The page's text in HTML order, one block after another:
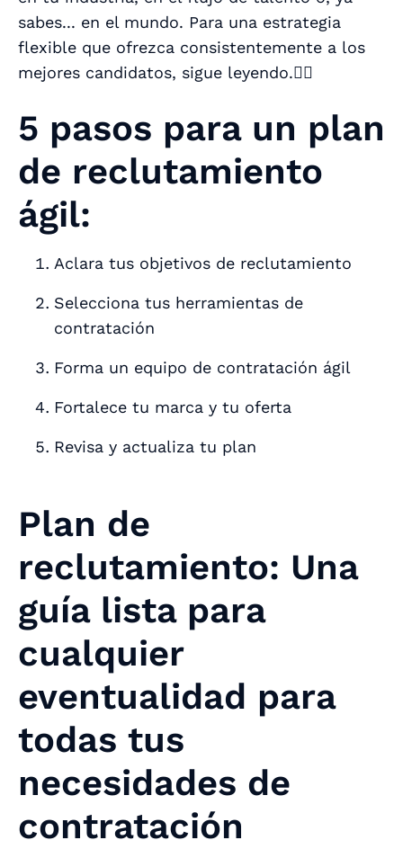
sabes... en el mundo. Para una estrategia
flexible que ofrezca consistentemente a los
mejores candidatos, sigue leyendo.👇🏾
5 pasos para un plan
de reclutamiento
ágil:
Aclara tus objetivos de reclutamiento
Selecciona tus herramientas de
contratación
Forma un equipo de contratación ágil
Fortalece tu marca y tu oferta
Revisa y actualiza tu plan
Plan de
reclutamiento: Una
guía lista para
cualquier
eventualidad para
todas tus
necesidades de
contratación